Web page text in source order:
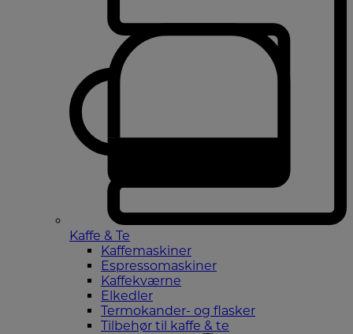
Kaffe & Te
Kaffemaskiner
Espressomaskiner
Kaffekværne
Elkedler
Termokander- og flasker
Tilbehør til kaffe & te